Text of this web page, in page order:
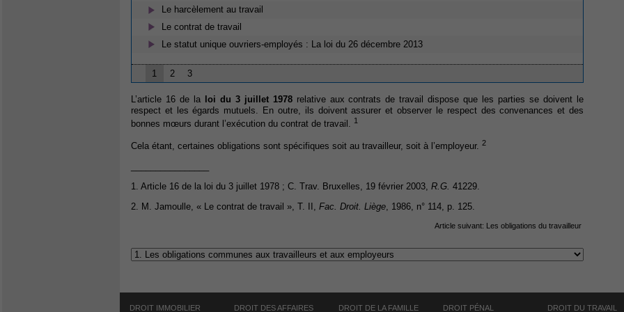
Le harcèlement au travail
Le contrat de travail
Le statut unique ouvriers-employés : La loi du 26 décembre 2013
1 2 3
L’article 16 de la loi du 3 juillet 1978relative aux contrats de travail dispose que les parties se doivent le
respect et les égards mutuels. En outre, ils doivent assurer et observer le respect des convenances et des
bonnes mœurs durant l’exécution du contrat de travail. 1
Cela étant, certaines obligations sont spécifiques soit au travailleur, soit à l’employeur. 2
1. Article 16 de la loi du 3 juillet 1978 ; C. Trav. Bruxelles, 19 février 2003, R.G. 41229.
2. M. Jamoulle, « Le contrat de travail », T. II, Fac. Droit. Liège , 1986, n° 114, p. 125.
Article suivant: Les obligations du travailleur
DROIT IMMOBILIER DROIT DES AFFAIRES DROIT DE LA FAMILLE DROIT PÉNAL DROIT DU TRAVAIL